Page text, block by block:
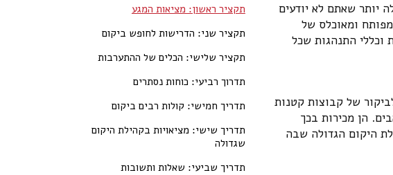
תקציר ראשון: מציאות המגע
תקציר שני: הדרישות לחופש ביקום
תקציר שלישי: הכלים של ההתערבות
תדרוך רביעי: כוחות נסתרים
תדריך חמישי: קולות רבים ביקום
תדריך שישי: מציאויות בקהילת היקום
שגדולה
תדריך שביעי: שאלות ותשובות
יותר שאתם לא יודעים
ומאוכלס של
וכללי התנהגות שכל
של קבוצות קטנות
הן מכירות בכך
היקום הגדולה שבה